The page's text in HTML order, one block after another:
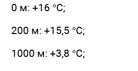
0 м: +16 °С;
200 м: +15,5 °С;
1000 м: +3,8 °С;